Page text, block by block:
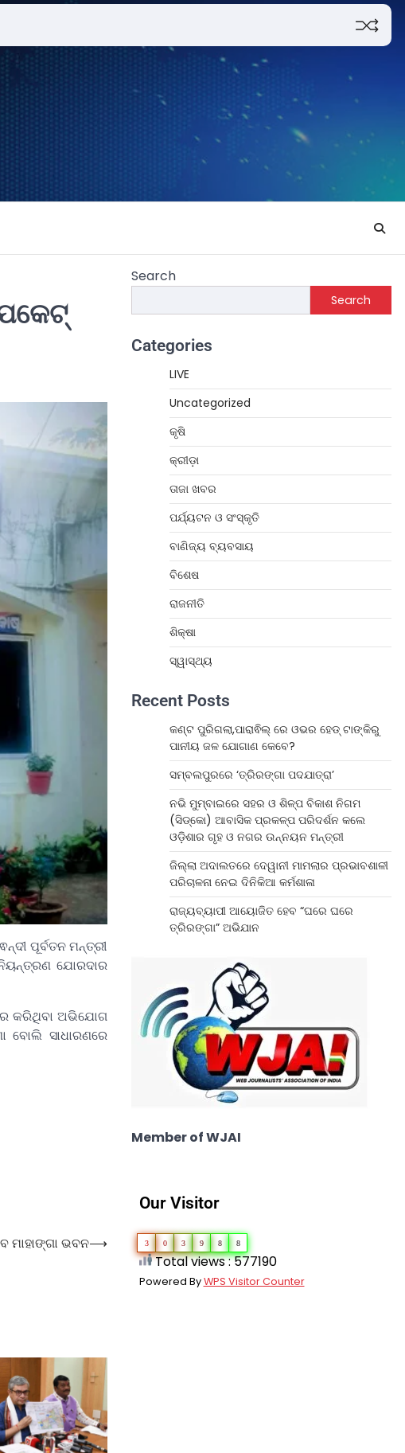
ପୂର୍ବତନ ମନ୍ତ୍ରୀ
ଯୋରଦାର
କରିଥିବା ଅଭିଯୋଗ
ବୋଲି ସାଧାରଣରେ
ମାହାଙ୍ଗା ଭବନ⟶
Search
Search
Categories
LIVE
Uncategorized
କୃଷି
କ୍ରୀଡ଼ା
ତାଜା ଖବର
ପର୍ଯ୍ୟଟନ ଓ ସଂସ୍କୃତି
ବାଣିଜ୍ୟ ବ୍ୟବସାୟ
ବିଶେଷ
ରାଜନୀତି
ଶିକ୍ଷା
ସ୍ୱାସ୍ଥ୍ୟ
Recent Posts
କଣ୍ଟ ପୁରିଗଲା,ପାରାଵିଲ୍ ରେ ଓଭର ହେଡ୍ ଟାଙ୍କିରୁ
ପାନୀୟ ଜଳ ଯୋଗାଣ କେବେ?
ସମ୍ବଲପୁରରେ ‘ତ୍ରିରଙ୍ଗା ପଦଯାତ୍ରା’
ନଭି ମୁମ୍ବାଇରେ ସହର ଓ ଶିଳ୍ପ ବିକାଶ ନିଗମ
(ସିଡ୍‌କୋ) ଆବାସିକ ପ୍ରକଳ୍ପ ପରିଦର୍ଶନ କଲେ
ଓଡ଼ିଶାର ଗୃହ ଓ ନଗର ଉନ୍ନୟନ ମନ୍ତ୍ରୀ
ଜିଲ୍ଲା ଅଦାଲତରେ ଦେୱାନୀ ମାମଲାର ପ୍ରଭାବଶାଳୀ
ପରିଚାଳନା ନେଇ ଦିନିକିଆ କର୍ମଶାଳା
ରାଜ୍ୟବ୍ୟାପୀ ଆୟୋଜିତ ହେବ “ଘରେ ଘରେ
ତ୍ରିରଙ୍ଗା” ଅଭିଯାନ
Member of WJAI
Our Visitor
3 0 3 9 8 8
Total views : 577190
Powered ByWPS Visitor Counter